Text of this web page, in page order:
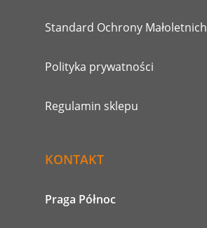
Standard Ochrony Małoletnich
Polityka prywatności
Regulamin sklepu
KONTAKT
Praga Północ